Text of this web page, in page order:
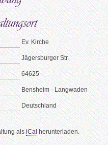
Ev. Kirche
Jägersburger Str.
64625
Bensheim - Langwaden
Deutschland
alsiCalherunterladen.